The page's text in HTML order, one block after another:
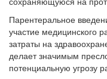
Парентеральное
участие медицинского
затраты на
делает значимым
потенциальную угрозу